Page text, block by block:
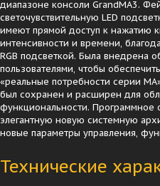
диапазоне консоли GrandMA3.
светочувствительную LED
имеют прямой доступ к нажатию
интенсивности и времени,
RGB подсветкой. Была внедрена
пользователями, чтобы
«реальные потребности серии
был сохранен и расширен для
функциональности. Программное
элегантную новую системную
новые параметры управления,
Технические